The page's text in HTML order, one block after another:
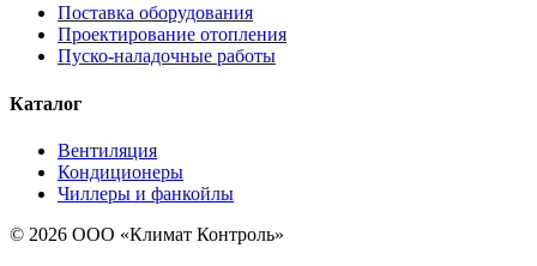
Поставка оборудования
Проектирование отопления
Пуско-наладочные работы
Каталог
Вентиляция
Кондиционеры
Чиллеры и фанкойлы
© 2026 ООО «Климат Контроль»